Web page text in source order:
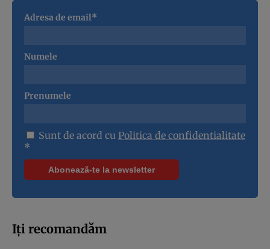
Adresa de email*
Numele
Prenumele
Sunt de acord cu Politica de confidentialitate
*
Iți recomandăm